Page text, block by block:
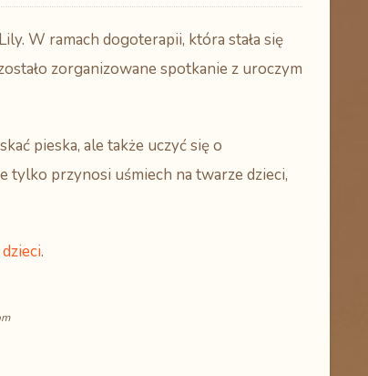
W ramach dogoterapii, która stała się
zorganizowane spotkanie z uroczym
pieska, ale także uczyć się o
tylko przynosi uśmiech na twarze dzieci,
.